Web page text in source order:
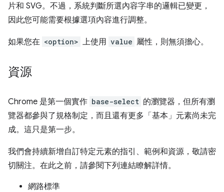
片和 SVG。不過，系統判斷所選內容字串的邏輯已變更，
因此您可能需要根據選項內容進行調整。
如果您在 <option> 上使用 value 屬性，則無須擔心。
資源
Chrome 是第一個實作 base-select 的瀏覽器，但所有瀏
覽器都參與了規格制定，而且還有更多「基本」元素尚未完
成。這只是第一步。
我們會持續新增自訂特定元素的指引、範例和資源，敬請密
切關注。在此之前，請參閱下列連結瞭解詳情。
網路標準